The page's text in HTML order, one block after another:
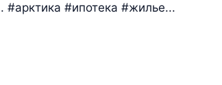
#арктика #ипотека #жилье...